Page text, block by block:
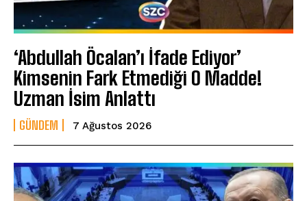
‘Abdullah Öcalan’ı İfade Ediyor’
Kimsenin Fark Etmediği O Madde!
Uzman İsim Anlattı
GÜNDEM 7 Ağustos 2026